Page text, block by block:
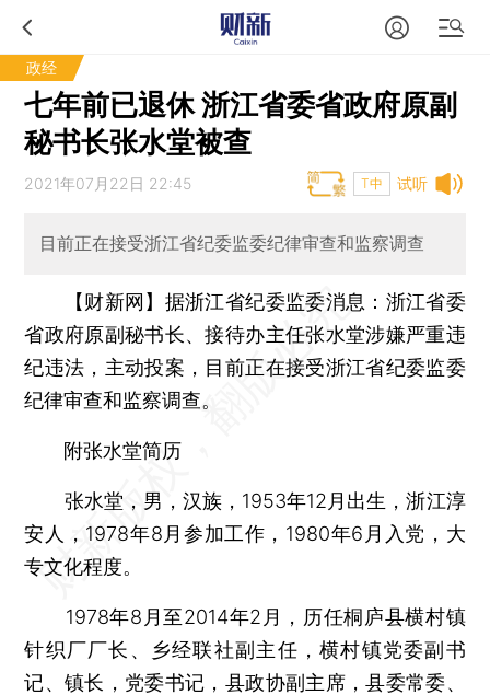
政经
七年前已退休 浙江省委省政府原副
秘书长张水堂被查
试听
2021年07月22日 22:45 T中
目前正在接受浙江省纪委监委纪律审查和监察调查
【财新网】 据浙江省纪委监委消息：浙江省委
省政府原副秘书长、接待办主任张水堂涉嫌严重违
纪违法，主动投案，目前正在接受浙江省纪委监委
纪律审查和监察调查。
附张水堂简历
张水堂，男，汉族，1953年12月出生，浙江淳
安人，1978年8月参加工作，1980年6月入党，大
专文化程度。
1978年8月至2014年2月，历任桐庐县横村镇
针织厂厂长、乡经联社副主任，横村镇党委副书
记、镇长，党委书记，县政协副主席，县委常委、